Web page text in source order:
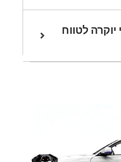
לטווח